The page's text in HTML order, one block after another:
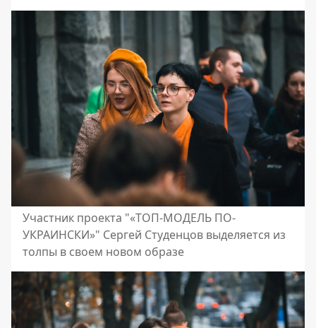
Участник проекта "«ТОП-МОДЕЛЬ ПО-
УКРАИНСКИ»" Сергей Студенцов выделяется из
толпы в своем новом образе